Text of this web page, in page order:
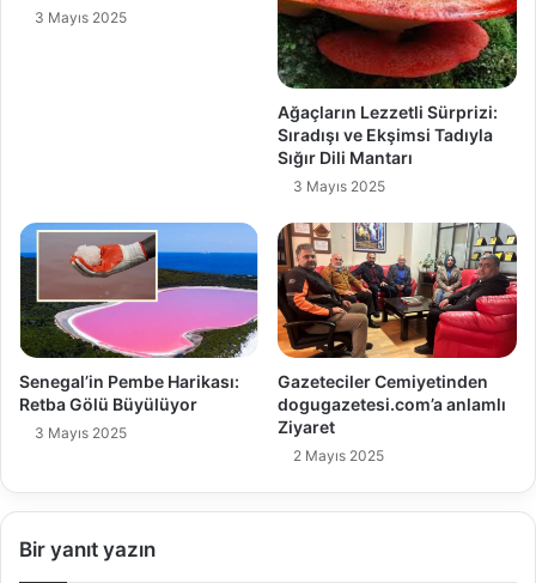
3 Mayıs 2025
Ağaçların Lezzetli Sürprizi:
Sıradışı ve Ekşimsi Tadıyla
Sığır Dili Mantarı
3 Mayıs 2025
Senegal’in Pembe Harikası:
Retba Gölü Büyülüyor
3 Mayıs 2025
Gazeteciler Cemiyetinden
dogugazetesi.com’a anlamlı
Ziyaret
2 Mayıs 2025
Bir yanıt yazın